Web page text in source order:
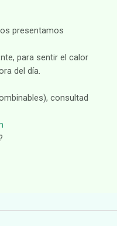
presentamos
para sentir el calor
del día.
consultad